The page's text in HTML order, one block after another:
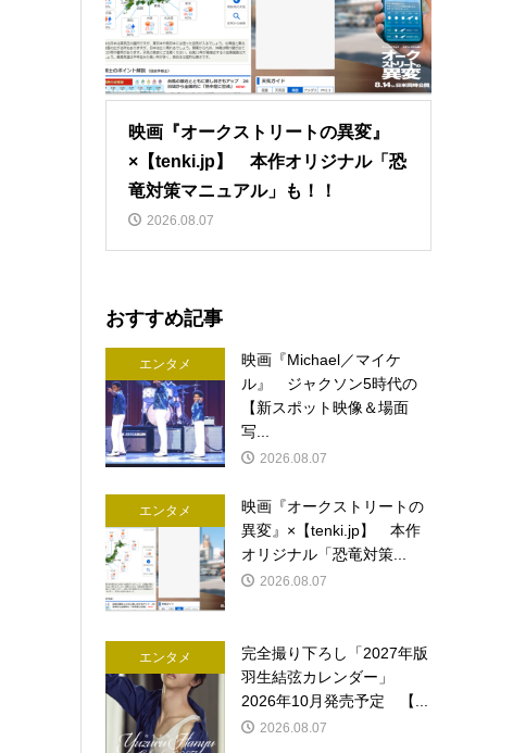
映画『オークストリートの異変』
×【tenki.jp】 本作オリジナル「恐
竜対策マニュアル」も！！
2026.08.07
おすすめ記事
エンタメ
映画『Michael／マイケ
ル』 ジャクソン5時代の
【新スポット映像＆場面
写...
2026.08.07
エンタメ
映画『オークストリートの
異変』×【tenki.jp】 本作
オリジナル「恐竜対策...
2026.08.07
エンタメ
完全撮り下ろし「2027年版
羽生結弦カレンダー」
2026年10月発売予定 【...
2026.08.07